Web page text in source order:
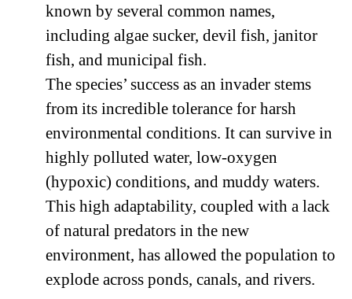
known by several common names,
including algae sucker, devil fish, janitor
fish, and municipal fish.
The species’ success as an invader stems
from its incredible tolerance for harsh
environmental conditions. It can survive in
highly polluted water, low-oxygen
(hypoxic) conditions, and muddy waters.
This high adaptability, coupled with a lack
of natural predators in the new
environment, has allowed the population to
explode across ponds, canals, and rivers.